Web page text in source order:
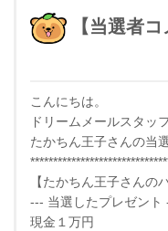
【当選者
こんにちは。
ドリームメールスタッ
たかちん王子さんの当
【たかちん王子さんの
--- 当選したプレゼント
現金１万円